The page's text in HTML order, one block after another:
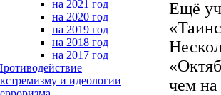
на 2021 год
на 2020 год
на 2019 год
на 2018 год
на 2017 год
и идеологии
Ещё
чем на